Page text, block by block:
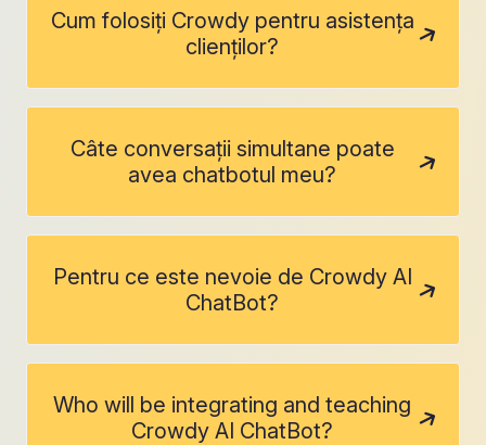
Cum folosiți Crowdy pentru asistența
clienților?
Câte conversații simultane poate
avea chatbotul meu?
Pentru ce este nevoie de Crowdy AI
ChatBot?
Who will be integrating and teaching
Crowdy AI ChatBot?